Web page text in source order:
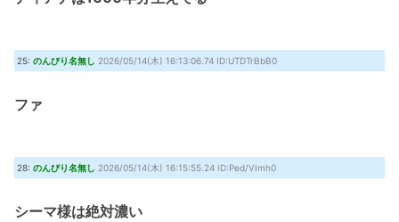
25: のんびり名無し 2026/05/14(木) 16:13:06.74 ID:UTDTrBbB0
ファ
28: のんびり名無し 2026/05/14(木) 16:15:55.24 ID:Ped/VImh0
シーマ様は絶対濃い